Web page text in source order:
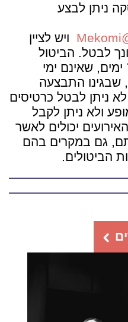
ניתן לבצע
ויש לציין
לבטל. הביטול
ייעשה עד לא יאוחר מ – 7 ימים, שאינם ימי
שבגינו התבצעה
ניתן לבטל כרטיסים
מופע ולא ניתן לקבל
יכולים לאשר
גם במקרים בהם
הביטולים.